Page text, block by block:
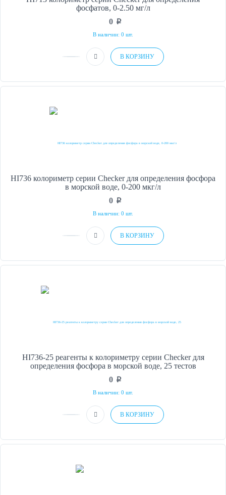
фосфатов, 0-2.50 мг/л
0 p
В наличии: 0 шт.
В КОРЗИНУ
HI736 колориметр серии Checker для определения фосфора
в морской воде, 0-200 мкг/л
0 p
В наличии: 0 шт.
В КОРЗИНУ
HI736-25 реагенты к колориметру серии Checker для
определения фосфора в морской воде, 25 тестов
0 p
В наличии: 0 шт.
В КОРЗИНУ